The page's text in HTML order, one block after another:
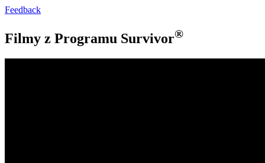
Feedback
Filmy z Programu Survivor®